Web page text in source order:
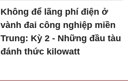
Không để lãng phí điện ở
vành đai công nghiệp miền
Trung: Kỳ 2 - Những đầu tàu
đánh thức kilowatt